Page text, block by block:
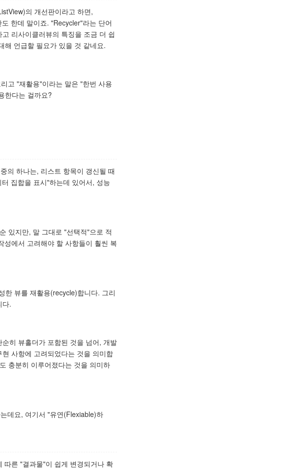
의 개선판이라고 하면,
한데 말이죠. "Recycler"라는 단어
리사이클러뷰의 특징을 조금 더 쉽
해 언급할 필요가 있을 것 같네요.
고 "재활용"이라는 말은 "한번 사용
한다는 걸까요?
의 하나는, 리스트 항목이 갱신될 때
집합을 표시"하는데 있어서, 성능
있지만, 말 그대로 "선택적"으로 적
에서 고려해야 할 사항들이 훨씬 복
한 뷰를 재활용(recycle)합니다. 그리
다.
히 뷰홀더가 포함된 것을 넘어, 개발
사항에 고려되었다는 것을 의미합
충분히 이루어졌다는 것을 의미하
데요, 여기서 "유연(Flexiable)하
따른 "결과물"이 쉽게 변경되거나 확